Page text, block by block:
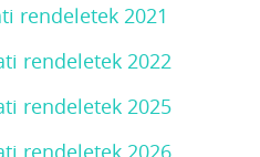
rendeletek 2021
rendeletek 2022
rendeletek 2025
rendeletek 2026